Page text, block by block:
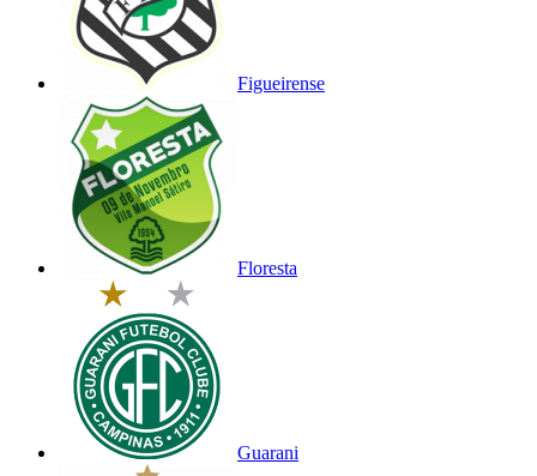
Figueirense
Floresta
Guarani